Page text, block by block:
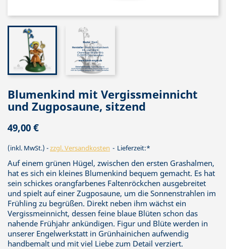
Blumenkind mit Vergissmeinnicht
und Zugposaune, sitzend
49,00 €
(inkl. MwSt.) zzgl. Versandkosten Lieferzeit:*
Auf einem grünen Hügel, zwischen den ersten Grashalmen,
hat es sich ein kleines Blumenkind bequem gemacht. Es hat
sein schickes orangfarbenes Faltenröckchen ausgebreitet
und spielt auf einer Zugposaune, um die Sonnenstrahlen im
Frühling zu begrüßen. Direkt neben ihm wächst ein
Vergissmeinnicht, dessen feine blaue Blüten schon das
nahende Frühjahr ankündigen. Figur und Blüte werden in
unserer Engelwerkstatt in Grünhainichen aufwendig
handbemalt und mit viel Liebe zum Detail verziert.